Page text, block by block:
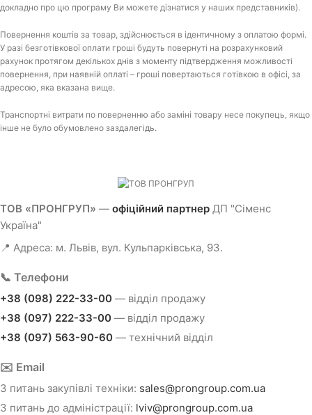
докладно про цю програму Ви можете дізнатися у наших представників).
Повернення коштів за товар, здійснюється в ідентичному з оплатою формі.
У разі безготівкової оплати гроші будуть повернуті на розрахунковий
рахунок протягом декількох днів з моменту підтвердження можливості
повернення, при наявній оплаті – гроші повертаються готівкою в офісі, за
адресою, яка вказана вище.
Транспортні витрати по поверненню або заміні товару несе покупець, якщо
інше не було обумовлено заздалегідь.
ТОВ «ПРОНГРУП» — офіційний партнер ДП "Сіменс
Україна"
📍 Адреса: м. Львів, вул. Кульпарківська, 93.
📞 Телефони
+38 (098) 222-33-00 — відділ продажу
+38 (097) 222-33-00 — відділ продажу
+38 (097) 563-90-60 — технічний відділ
✉️ Email
З питань закупівлі техніки: sales@prongroup.com.ua
З питань до адміністрації: lviv@prongroup.com.ua